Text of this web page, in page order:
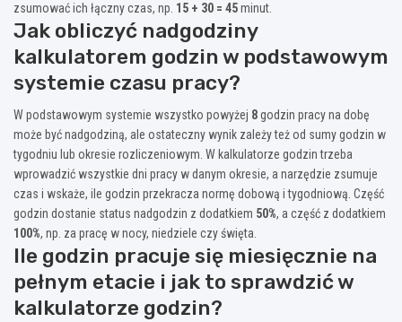
zsumować ich łączny czas, np. 15 + 30 = 45minut.
Jak obliczyć nadgodziny
kalkulatorem godzin w podstawowym
systemie czasu pracy?
W podstawowym systemie wszystko powyżej 8godzin pracy na dobę
może być nadgodziną, ale ostateczny wynik zależy też od sumy godzin w
tygodniu lub okresie rozliczeniowym. W kalkulatorze godzin trzeba
wprowadzić wszystkie dni pracy w danym okresie, a narzędzie zsumuje
czas i wskaże, ile godzin przekracza normę dobową i tygodniową. Część
godzin dostanie status nadgodzin z dodatkiem 50%, a część z dodatkiem
100%, np. za pracę w nocy, niedziele czy święta.
Ile godzin pracuje się miesięcznie na
pełnym etacie i jak to sprawdzić w
kalkulatorze godzin?